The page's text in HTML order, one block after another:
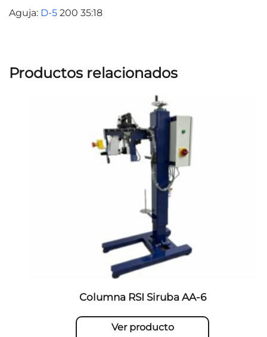
Aguja: D-5 200 35:18
Productos relacionados
Columna RSI Siruba AA-6
Ver producto